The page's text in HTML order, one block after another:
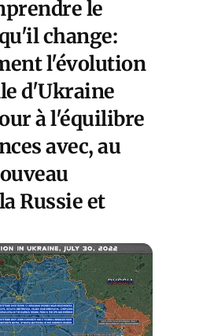
le
change:
l'évolution
d'Ukraine
à l'équilibre
avec, au
Russie et